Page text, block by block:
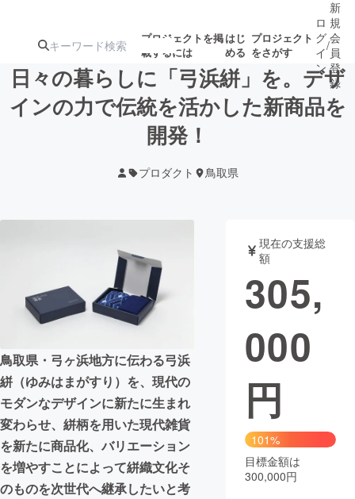
プロジェクトを掲
載するには
はじ
める
プロジェクト
をさがす
注目の新着プロ 募集終了が近いプ
テクノロジー・ガジェット
映像・映画 書籍・雑誌
チャレンジ
まちづくり・地域活性化
CAMPFIRE for Social Good
CAMPFIRE Creation
CAMPFIREふるさと納税
コミュニティ
ロ
グ
イ
ン
/
新
規
会
員
登
録
日々の暮らしに「弓浜絣」を。デザ
インの力で伝統を活かした新商品を
開発！
プロダクト 鳥取県
鳥取県・弓ヶ浜地方に伝わる弓浜
絣（ゆみはまがすり）を、現代の
モダンなデザインに新たに生まれ
変わらせ、絣柄を用いた現代雑貨
を新たに商品化、バリエーション
を増やすことによって絣織文化そ
のものを次世代へ継承したいと考
現在の支援総
額
305,
000
円
101%
目標金額は
300,000円